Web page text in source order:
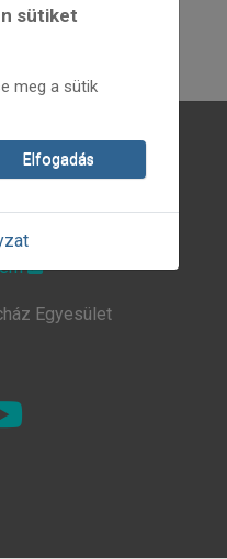
sütiket
meg a sütik
Elfogadás
Egyesület